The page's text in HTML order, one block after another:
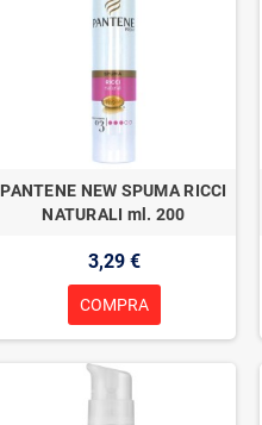
PANTENE NEW SPUMA RICCI
NATURALI ml. 200
3,29 €
COMPRA